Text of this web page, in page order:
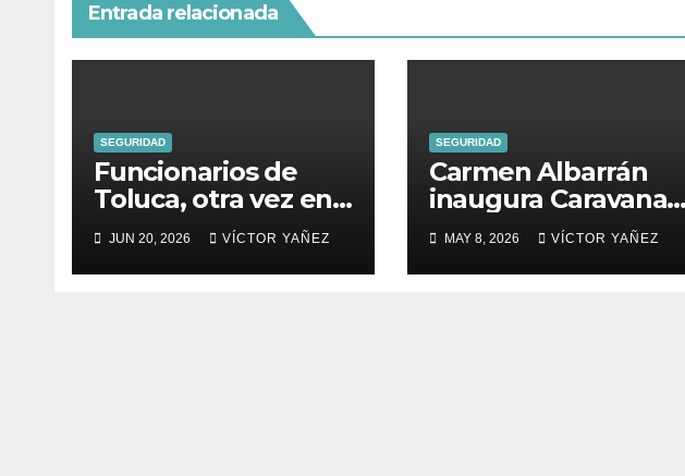
Entrada relacionada
SEGURIDAD
Funcionarios de
Toluca, otra vez en
el ojo del huracán:
denuncian a
secretario del
JUN 20, 2026 VÍCTOR YAÑEZ
SEGURIDAD
Carmen Albarrán
inaugura Caravanas
Itinerantes por la
Justicia Social en
Donato Guerra
MAY 8, 2026 VÍCTOR YAÑEZ